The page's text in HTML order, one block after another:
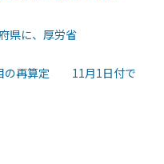
に、厚労省
目の再算定 11月1日付で